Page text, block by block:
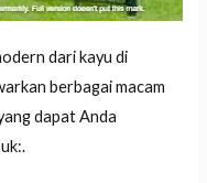
dari kayu di
berbagai macam
dapat Anda